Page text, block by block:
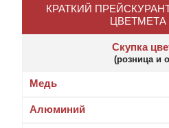
КРАТКИЙ
ЦВЕТМЕТА
Скупка
(розница и
Медь
Алюминий